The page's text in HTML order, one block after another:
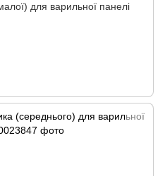
для варильної панелі